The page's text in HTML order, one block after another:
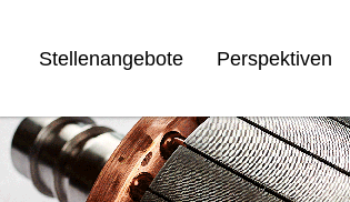
Stellenangebote Perspektiven